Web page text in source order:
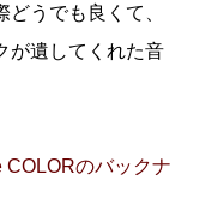
うでも良くて、
が遺してくれた音
COLORのバックナ